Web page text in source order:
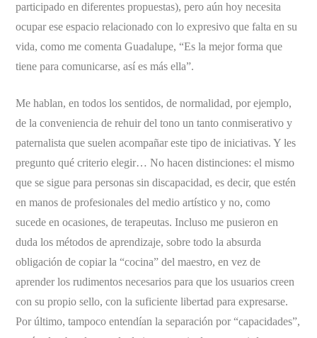
participado en diferentes propuestas), pero aún hoy necesita
ocupar ese espacio relacionado con lo expresivo que falta en su
vida, como me comenta Guadalupe, “Es la mejor forma que
tiene para comunicarse, así es más ella”.
Me hablan, en todos los sentidos, de normalidad, por ejemplo,
de la conveniencia de rehuir del tono un tanto conmiserativo y
paternalista que suelen acompañar este tipo de iniciativas. Y les
pregunto qué criterio elegir… No hacen distinciones: el mismo
que se sigue para personas sin discapacidad, es decir, que estén
en manos de profesionales del medio artístico y no, como
sucede en ocasiones, de terapeutas. Incluso me pusieron en
duda los métodos de aprendizaje, sobre todo la absurda
obligación de copiar la “cocina” del maestro, en vez de
aprender los rudimentos necesarios para que los usuarios creen
con su propio sello, con la suficiente libertad para expresarse.
Por último, tampoco entendían la separación por “capacidades”,